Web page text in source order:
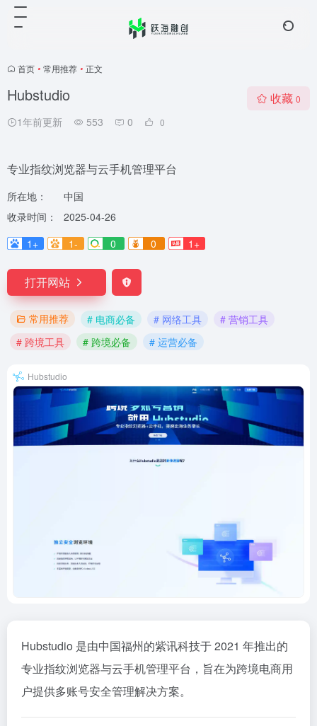
首页 • 常用推荐 • 正文
Hubstudio
1年前更新 553 0 0
收藏 0
专业指纹浏览器与云手机管理平台
所在地：
中国
收录时间：
2025-04-26
1+
1- 0 0 1+
打开网站
常用推荐 # 电商必备 # 网络工具
# 营销工具
# 跨境工具
# 跨境必备 # 运营必备
Hubstudio
Hubstudio 是由中国福州的紫讯科技于 2021 年推出的
专业指纹浏览器与云手机管理平台，旨在为跨境电商用
户提供多账号安全管理解决方案。